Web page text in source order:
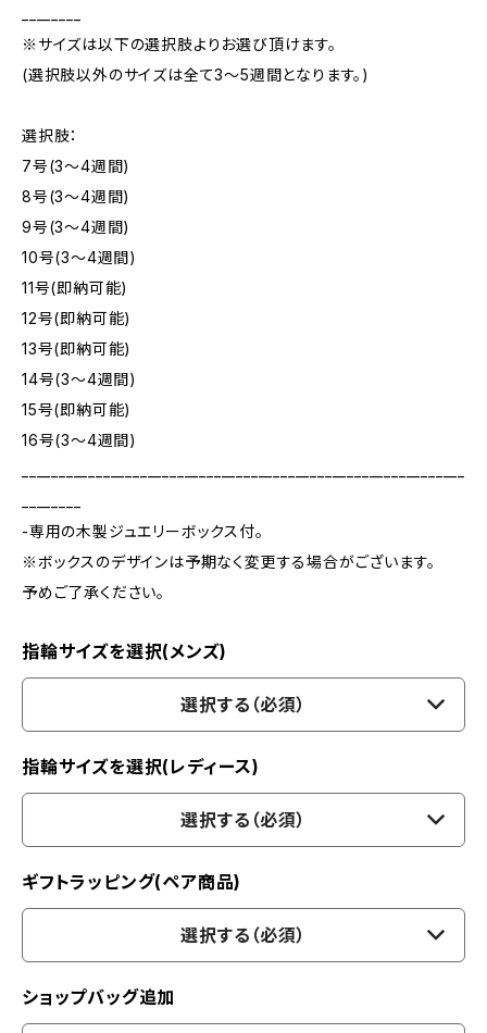
※サイズは以下の選択肢よりお選び頂けます。
(選択肢以外のサイズは全て3～5週間となります。)
選択肢：
7号(3～4週間)
8号(3～4週間)
9号(3～4週間)
10号(3～4週間)
11号(即納可能)
12号(即納可能)
13号(即納可能)
14号(3～4週間)
15号(即納可能)
16号(3～4週間)
-専用の木製ジュエリーボックス付。
※ボックスのデザインは予期なく変更する場合がございます。
予めご了承ください。
指輪サイズを選択(メンズ)
選択する（必須）
指輪サイズを選択(レディース)
選択する（必須）
ギフトラッピング(ペア商品)
選択する（必須）
ショップバッグ追加